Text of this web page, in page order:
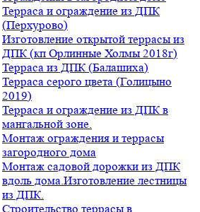
Терраса и ограждение из ДПК
(Перхурово)
Изготовление открытой террасы из
ДПК (кп Орлинные Холмы 2018г)
Терраса из ДПК (Балашиха)
Терраса серого цвета (Голицыно
2019)
Терраса и ограждение из ДПК в
мангальной зоне.
Монтаж ограждения и террасы
загородного дома
Монтаж садовой дорожки из ДПК
вдоль дома.Изготовление лестницы
из ДПК.
Строительство террасы в